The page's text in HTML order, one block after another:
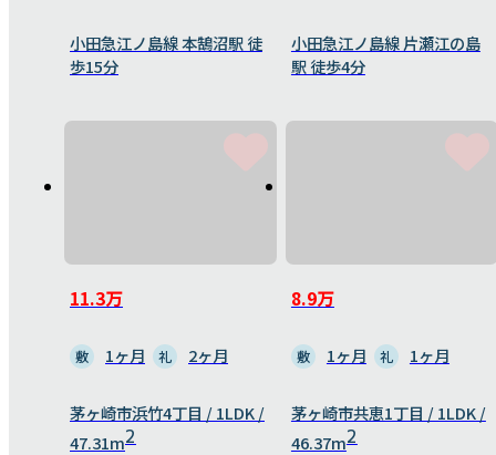
小田急江ノ島線 本鵠沼駅 徒
歩15分
小田急江ノ島線 片瀬江の島
駅 徒歩4分
11.3万
敷 1ヶ月 礼 2ヶ月
茅ヶ崎市浜竹4丁目 / 1LDK /
47.31m2
8.9万
敷 1ヶ月 礼 1ヶ月
茅ヶ崎市共恵1丁目 / 1LDK /
46.37m2